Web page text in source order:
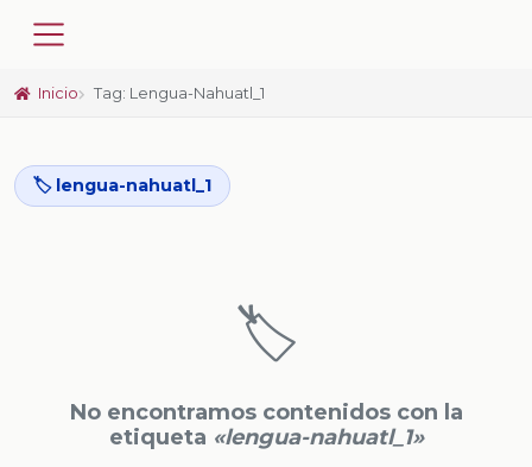
Inicio Tag: Lengua-Nahuatl_1
🏷️ lengua-nahuatl_1
🏷️
No encontramos contenidos con la
etiqueta «lengua-nahuatl_1»